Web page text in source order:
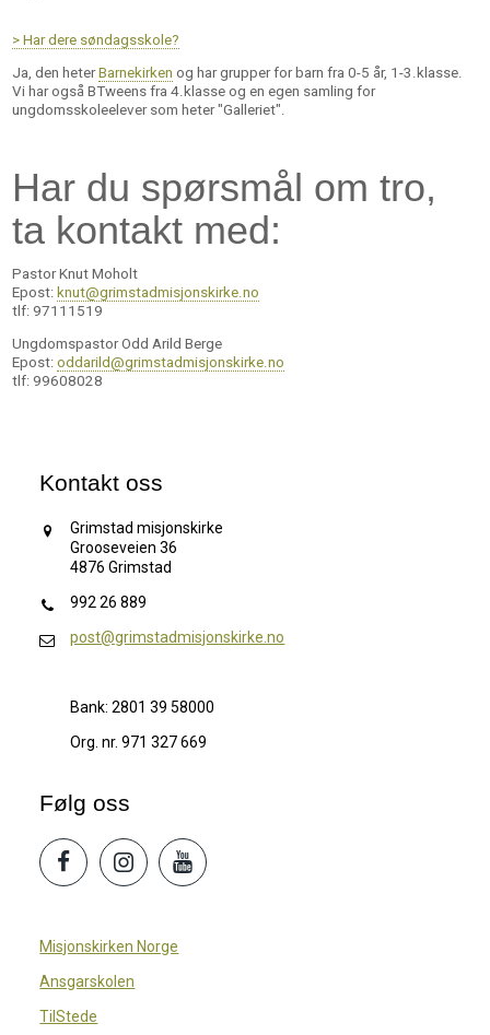
> Har dere søndagsskole?
Ja, den heterBarnekirken og har grupper for barn fra 0-5 år, 1-3.klasse.
Vi har også BTweens fra 4.klasse og en egen samling for
ungdomsskoleelever som heter "Galleriet".
Har du spørsmål om tro,
ta kontakt med:
Pastor Knut Moholt
Epost: knut@grimstadmisjonskirke.no
tlf: 97111519
Ungdomspastor Odd Arild Berge
Epost:oddarild@grimstadmisjonskirke.no
tlf: 99608028
Kontakt oss
Grimstad misjonskirke
Grooseveien 36
4876 Grimstad
992 26 889
post@grimstadmisjonskirke.no
Bank: 2801 39 58000
Org. nr. 971 327 669
Følg oss
Misjonskirken Norge
Ansgarskolen
TilStede